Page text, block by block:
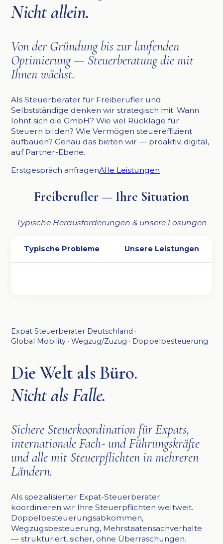
Nicht allein.
Von der Gründung bis zur laufenden
Optimierung — Steuerberatung die mit
Ihnen wächst.
Als Steuerberater für Freiberufler und
Selbstständige denken wir strategisch mit: Wann
lohnt sich die GmbH? Wie viel Rücklage für
Steuern bilden? Wie Vermögen steuereffizient
aufbauen? Genau das bieten wir — proaktiv, digital,
auf Partner-Ebene.
Erstgespräch anfragenAlle Leistungen
Freiberufler — Ihre Situation
Typische Herausforderungen & unsere Lösungen
Typische Probleme Unsere Leistungen
Expat Steuerberater Deutschland ·
Global Mobility · Wegzug/Zuzug · Doppelbesteuerung
Die Welt als Büro.
Nicht als Falle.
Sichere Steuerkoordination für Expats,
internationale Fach- und Führungskräfte
und alle mit Steuerpflichten in mehreren
Ländern.
Als spezialisierter Expat-Steuerberater
koordinieren wir Ihre Steuerpflichten weltweit.
Doppelbesteuerungsabkommen,
Wegzugsbesteuerung, Mehrstaatensachverhalte
— strukturiert, sicher, ohne Überraschungen.